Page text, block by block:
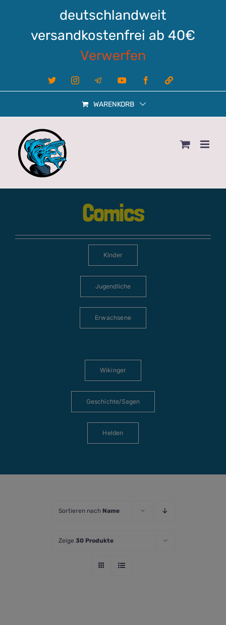
deutschlandweit
versandkostenfrei ab 40€
Verwerfen
X InstagramTelegram YouTube FacebookLinktree
WARENKORB
Comics
Kinder
Jugendliche
Erwachsene
Wikinger
Geschichte/Sagen
Helden
Sortieren nach Name
Zeige 30 Produkte